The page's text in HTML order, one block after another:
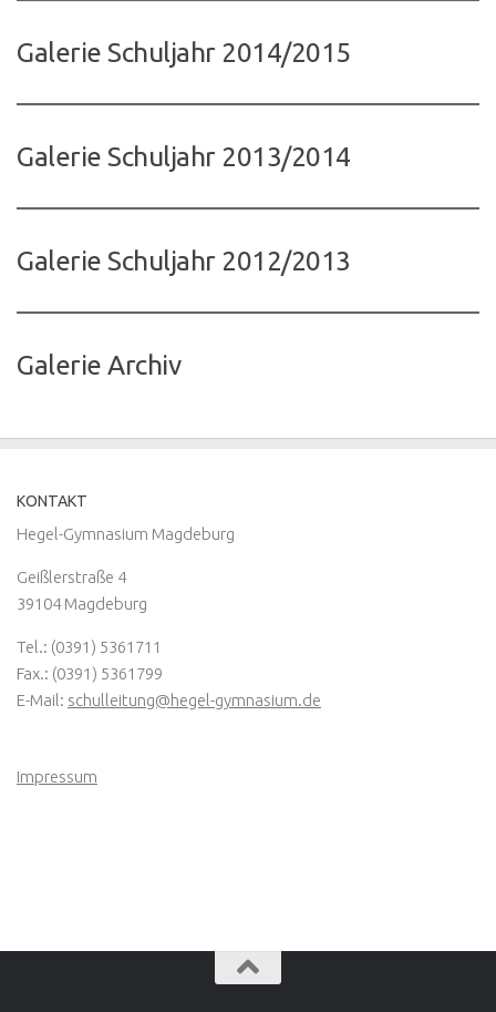
Galerie Schuljahr 2014/2015
Galerie Schuljahr 2013/2014
Galerie Schuljahr 2012/2013
Galerie Archiv
KONTAKT
Hegel-Gymnasium Magdeburg
Geißlerstraße 4
39104 Magdeburg
Tel.: (0391) 5361711
Fax.: (0391) 5361799
E-Mail: schulleitung@hegel-gymnasium.de
Impressum